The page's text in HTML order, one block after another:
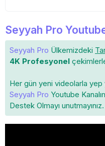
Seyyah Pro Youtube
Seyyah Pro Ülkemizdeki
4K Profesyonel
Her gün yeni videolarla yep
Seyyah Pro Youtube
Destek Olmayı unutmayınız.